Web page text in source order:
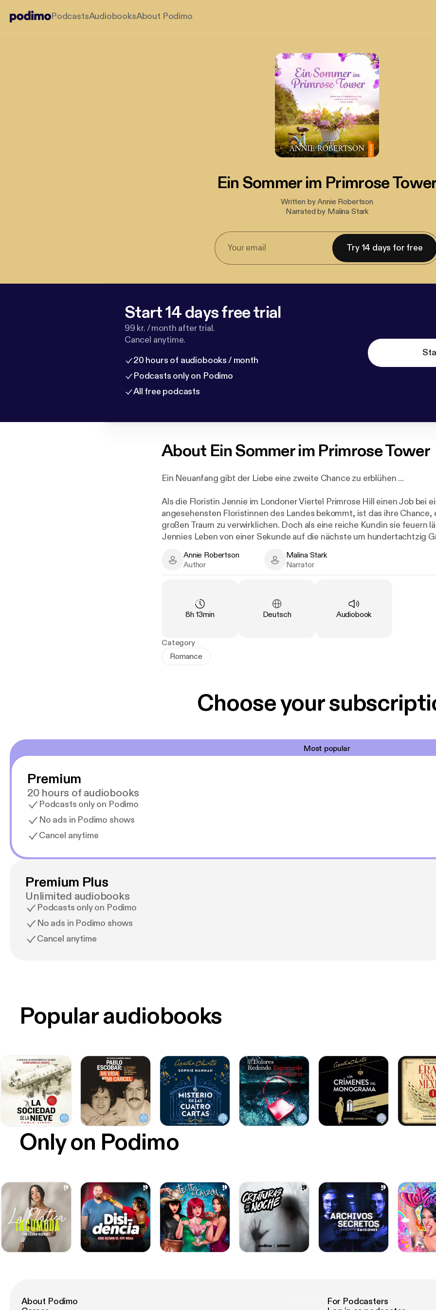
PodcastsAudiobooksAbout Podimo
Ein Sommer im Primrose
Written by Annie Robertson
Narrated by Malina Stark
Try 14 days for free
Start 14 days free trial
99 kr. / month after trial.
Cancel anytime.
20 hours of audiobooks / month
Podcasts only on Podimo
All free podcasts
About Ein Sommer im Primrose Tower
Ein Neuanfang gibt der Liebe eine zweite Chance zu erblühen ...
Als die Floristin Jennie im Londoner Viertel Primrose Hill einen Job bei
angesehensten Floristinnen des Landes bekommt, ist das ihre Chance,
großen Traum zu verwirklichen. Doch als eine reiche Kundin sie feuern
Jennies Leben von einer Sekunde auf die nächste um hundertachtzig
Blumengeschäft.
größte Hochzeit ihrer Karriere an Land zieht. Aber es ist schwer, sich auf
konzentrieren, wenn James, ein charmanter Arzt, sie ständig ablenkt.
Kann Jennie mit Hilfe ihrer neuen Freundinnen die schwierige Situation
meistern, ihre Karriere retten und gleichzeitig die Hochzeit des Jahres
stellen?
Gemeinschaft, Freundschaft und Liebe sehnen, ist dies die perfekte
Moorcroft
Annie Robertson - Author
Annie Robertson
Author
Malina Stark - Narrator
Malina Stark
Narrator
Duration:
8h 13min Language
Deutsch Type:
Audiobook
Category
Romance
Choose your
Most popular
Premium
20 hours of audiobooks
Podcasts only on Podimo
No ads in Podimo shows
Cancel anytime
Premium Plus
Unlimited audiobooks
Podcasts only on Podimo
No ads in Podimo shows
Cancel anytime
Only on Podimo
Popular audiobooks
About Podimo
For Podcasters